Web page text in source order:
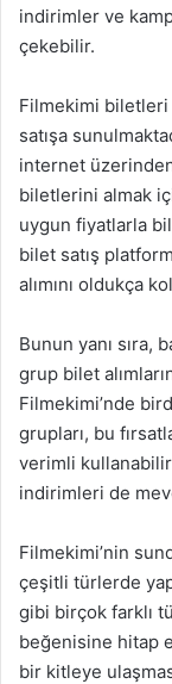
indirimler ve
çekebilir.
Filmekimi
satışa
internet
biletlerini almak
uygun fiyatlarla
bilet satış
alımını oldukça
Bunun yanı sıra,
grup bilet
Filmekimi’nde
grupları, bu
verimli
indirimleri de
Filmekimi’nin
çeşitli türlerde
gibi birçok farklı
beğenisine hitap
bir kitleye